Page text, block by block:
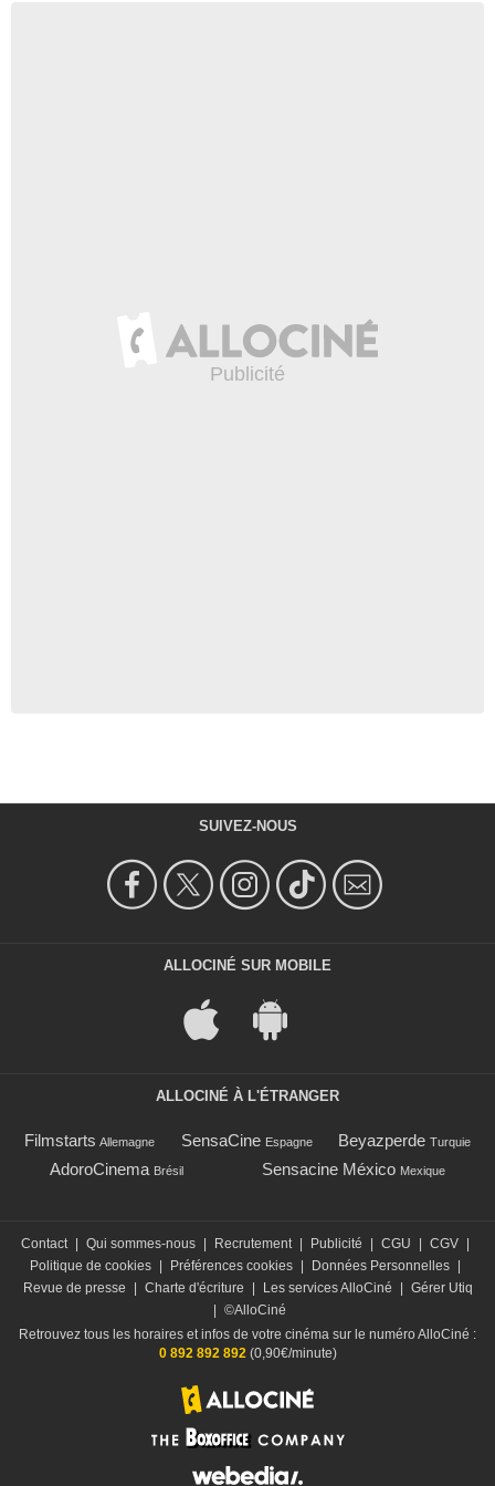
SUIVEZ-NOUS
ALLOCINÉ SUR MOBILE
ALLOCINÉ À L'ÉTRANGER
Filmstarts Allemagne SensaCine Espagne Beyazperde Turquie
AdoroCinema Brésil Sensacine México Mexique
Contact Qui sommes-nous Recrutement Publicité CGU CGV
Politique de cookies
Préférences cookies Données Personnelles
Revue de presse
Charte d'écriture Les services AlloCiné
Gérer Utiq
©AlloCiné
Retrouvez tous les horaires et infos de votre cinéma sur le numéro AlloCiné :
0 892 892 892(0,90€/minute)